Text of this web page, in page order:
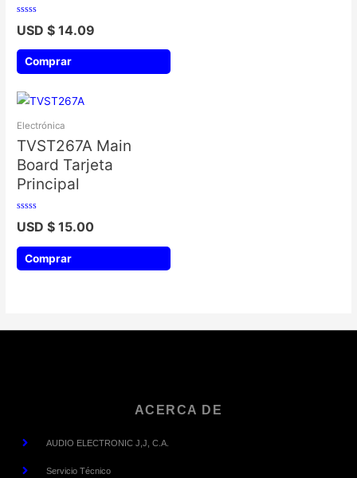
Valorado
con
de
USD $ 14.09
Comprar
Electrónica
TVST267A Main
Board Tarjeta
Principal
Valorado
con
de
USD $ 15.00
Comprar
ACERCA DE
AUDIO ELECTRONIC J,J, C.A.
Servicio Técnico